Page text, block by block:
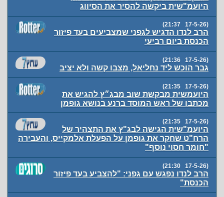
היועמ"שית ביקשה להסיר את הסיווג
(17-5-26 21:37)
הרב לנדו הדגיש לגפני שמצביעים בעד פיזור
הכנסת ביום רביעי
(17-5-26 21:36)
גבר הוכש ליד נחליאל, מצבו קשה ולא יציב
(17-5-26 21:35)
היועמשית מבקשת שוב מבג״ץ להגיש את
מכתבו של ראש המוסד ברנע בנושא גופמן
(17-5-26 21:35)
היועמ"שית הגישה לבג"ץ את התצהיר של
הרח"ט שחקר את גופמן על הפעלת אלמקייס, והעבירה
"חומר חסוי נוסף"
(17-5-26 21:30)
הרב לנדו נפגש עם גפני: "להצביע בעד פיזור
הכנסת"